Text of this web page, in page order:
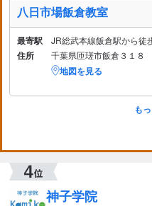
八日市場飯倉教室
最寄駅 JR総武本線飯倉駅から徒
住所 千葉県匝瑳市飯倉３１８
地図を見る
も
神子学院